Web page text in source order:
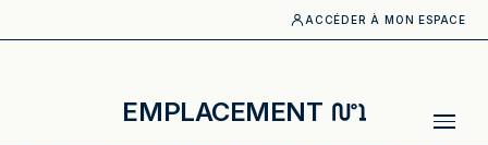
ACCÉDER À MON ESPACE
EMPLACEMENT N°1